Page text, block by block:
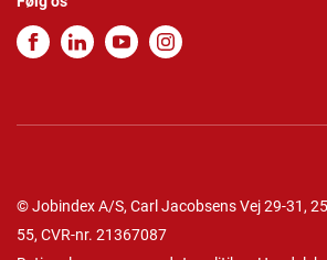
© Jobindex A/S, Carl Jacobsens Vej 29-31,
55, CVR-nr. 21367087